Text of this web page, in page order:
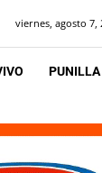
viernes, agosto 7,
PUNILLA